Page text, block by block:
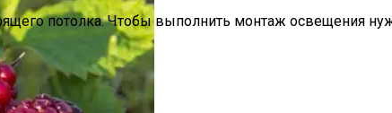
потолка. Чтобы выполнить монтаж освещения